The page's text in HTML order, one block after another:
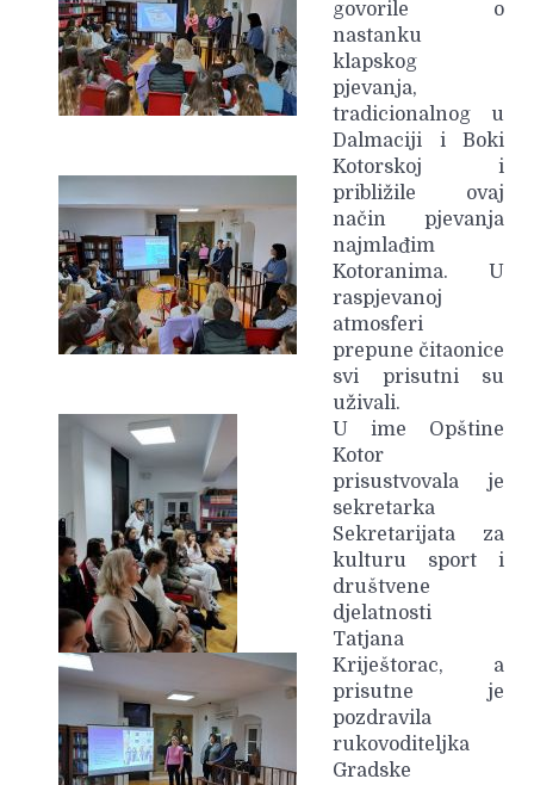
govorile o
nastanku
klapskog
pjevanja,
tradicionalnog u
Dalmaciji i Boki
Kotorskoj i
približile ovaj
način pjevanja
najmlađim
Kotoranima. U
raspjevanoj
atmosferi
prepune čitaonice
svi prisutni su
uživali.
U ime Opštine
Kotor
prisustvovala je
sekretarka
Sekretarijata za
kulturu sport i
društvene
djelatnosti
Tatjana
Kriještorac, a
prisutne je
pozdravila
rukovoditeljka
Gradske